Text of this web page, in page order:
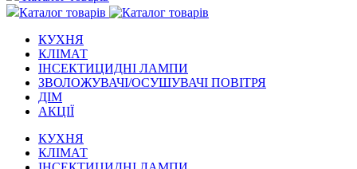
Каталог товарів
КУХНЯ
КЛІМАТ
ІНСЕКТИЦИДНІ ЛАМПИ
ЗВОЛОЖУВАЧІ/ОСУШУВАЧІ ПОВІТРЯ
ДІМ
АКЦІЇ
КУХНЯ
КЛІМАТ